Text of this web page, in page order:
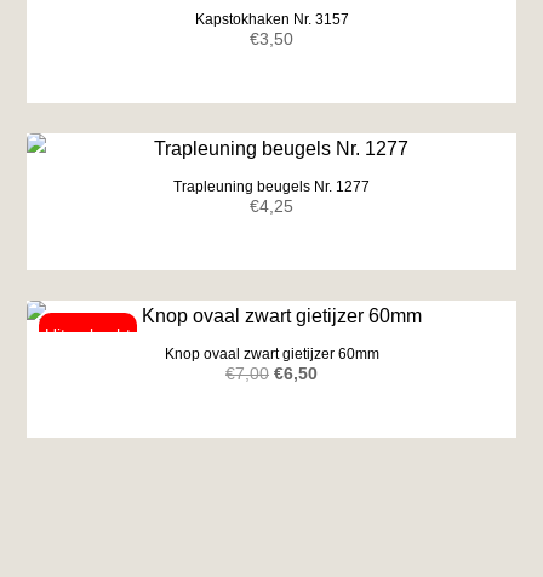
Kapstokhaken Nr. 3157
€3,50
Trapleuning beugels Nr. 1277
€4,25
Knop ovaal zwart gietijzer 60mm
€7,00 Oorspronkelijke
was:
€6,50Huidige
is: